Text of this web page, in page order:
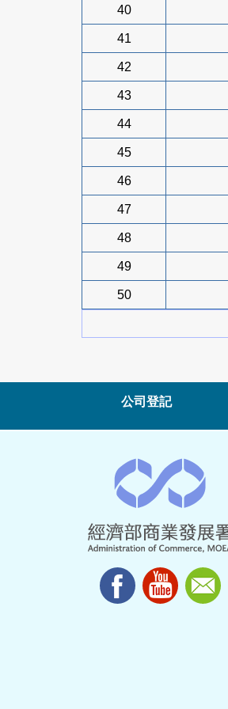
40
41
42
43
44
45
46
47
48
49
50
公司登記